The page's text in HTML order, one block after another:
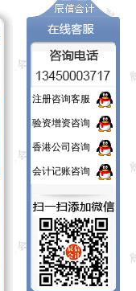
注册咨询客服
验资增资咨询
香港公司咨询
会计记账咨询